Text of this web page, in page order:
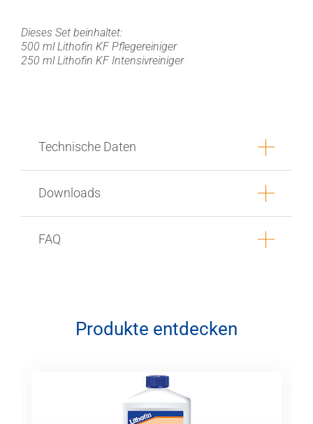
Dieses Set beinhaltet:
500 ml Lithofin KF Pflegereiniger
250 ml Lithofin KF Intensivreiniger
Technische Daten
Downloads
FAQ
Produkte entdecken